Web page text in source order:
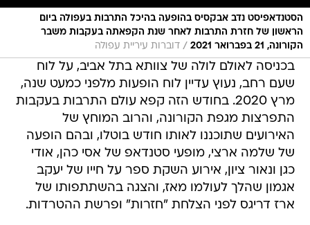
הסטנדאפיסט נדב אבקסיס בהופעה בהיכל התרבות בעפולה ביום
הראשון של חזרת התרבות לאחר שנת הקפאתה בעקבות משבר
הקורונה, 21 בפברואר 2021
/ דוברות עיריית עפולה
בכניסה לאולם לולה של צוותא בתל אביב, על לוח
שעם רחב, נעוץ עדיין לוח הופעות מלפני כמעט שנה,
מרץ 2020. בחודש הזה קפא עולם התרבות בעקבות
התפרצות מגפת הקורונה, והרוב המוחץ של
האירועים שתוכננו לאותו חודש בוטלו, ובהם הופעה
של שלמה ארצי, מופעי סטנדאפ של אסי כהן, אודי
כגן ונאור ציון, אירוע השקת ספר על חייו של יעקב
אגמון שהלך לעולמו מאז, והצגה בהשתתפותו של
ארז דריגס לפני הצלחת "חזרות" ופרשת ההטרדות.